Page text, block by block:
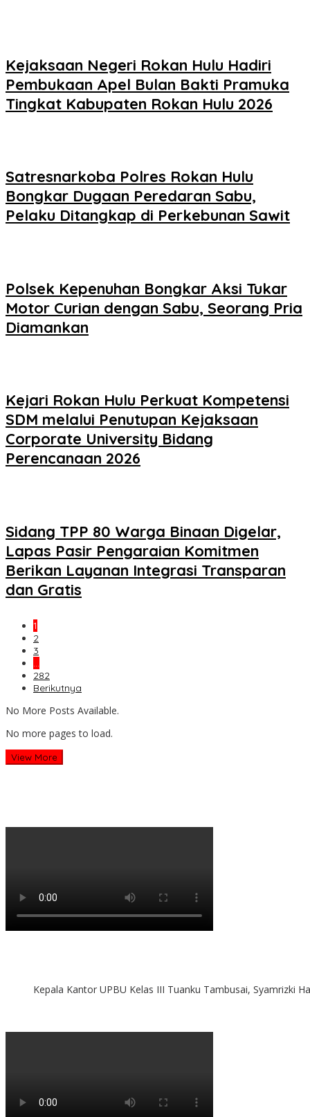
Kejaksaan Negeri Rokan Hulu Hadiri
Pembukaan Apel Bulan Bakti Pramuka
Tingkat Kabupaten Rokan Hulu 2026
Satresnarkoba Polres Rokan Hulu
Bongkar Dugaan Peredaran Sabu,
Pelaku Ditangkap di Perkebunan Sawit
Polsek Kepenuhan Bongkar Aksi Tukar
Motor Curian dengan Sabu, Seorang Pria
Diamankan
Kejari Rokan Hulu Perkuat Kompetensi
SDM melalui Penutupan Kejaksaan
Corporate University Bidang
Perencanaan 2026
Sidang TPP 80 Warga Binaan Digelar,
Lapas Pasir Pengaraian Komitmen
Berikan Layanan Integrasi Transparan
dan Gratis
1
2
3
…
282
Berikutnya
No More Posts Available.
No more pages to load.
View More
Kepala Kantor UPBU Kelas III Tuanku Tambusai, Syamrizki